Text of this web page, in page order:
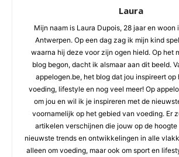
Laura
Mijn naam is Laura Dupois, 28 jaar en woon
Antwerpen. Op een dag zag ik mijn kind
waarna hij deze voor zijn ogen hield. Op het
blog begon, dacht ik alsmaar aan dit beeld.
appelogen.be, het blog dat jou inspireert op
voeding, lifestyle en nog veel meer! Op
om jou en wil ik je inspireren met de
voornamelijk op het gebied van voeding. Er
artikelen verschijnen die jouw op de hoogte
nieuwste trends en ontwikkelingen in alle
alleen om voeding, maar ook om sport en